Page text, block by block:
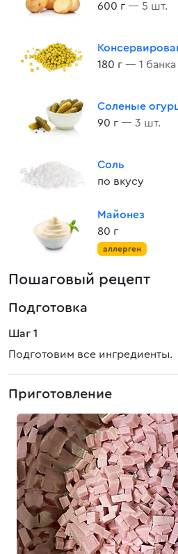
600 г — 5 шт.
180 г — 1
Соленые
90 г — 3 шт.
Соль
по вкусу
Майонез
80 г
аллерген
Пошаговый рецепт
Подготовка
Шаг 1
Подготовим все ингредиенты.
Приготовление